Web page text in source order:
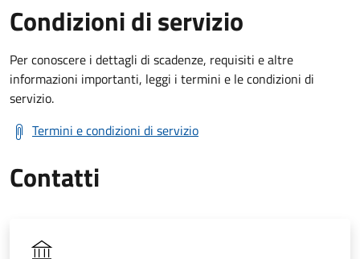
Condizioni di servizio
Per conoscere i dettagli di scadenze, requisiti e altre
informazioni importanti, leggi i termini e le condizioni di
servizio.
Termini e condizioni di servizio
Contatti